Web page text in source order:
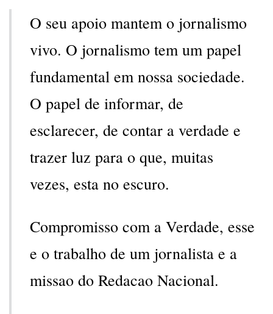
O seu apoio mantem o jornalismo
vivo. O jornalismo tem um papel
fundamental em nossa sociedade.
O papel de informar, de
esclarecer, de contar a verdade e
trazer luz para o que, muitas
vezes, esta no escuro.
Compromisso com a Verdade, esse
e o trabalho de um jornalista e a
missao do Redacao Nacional.